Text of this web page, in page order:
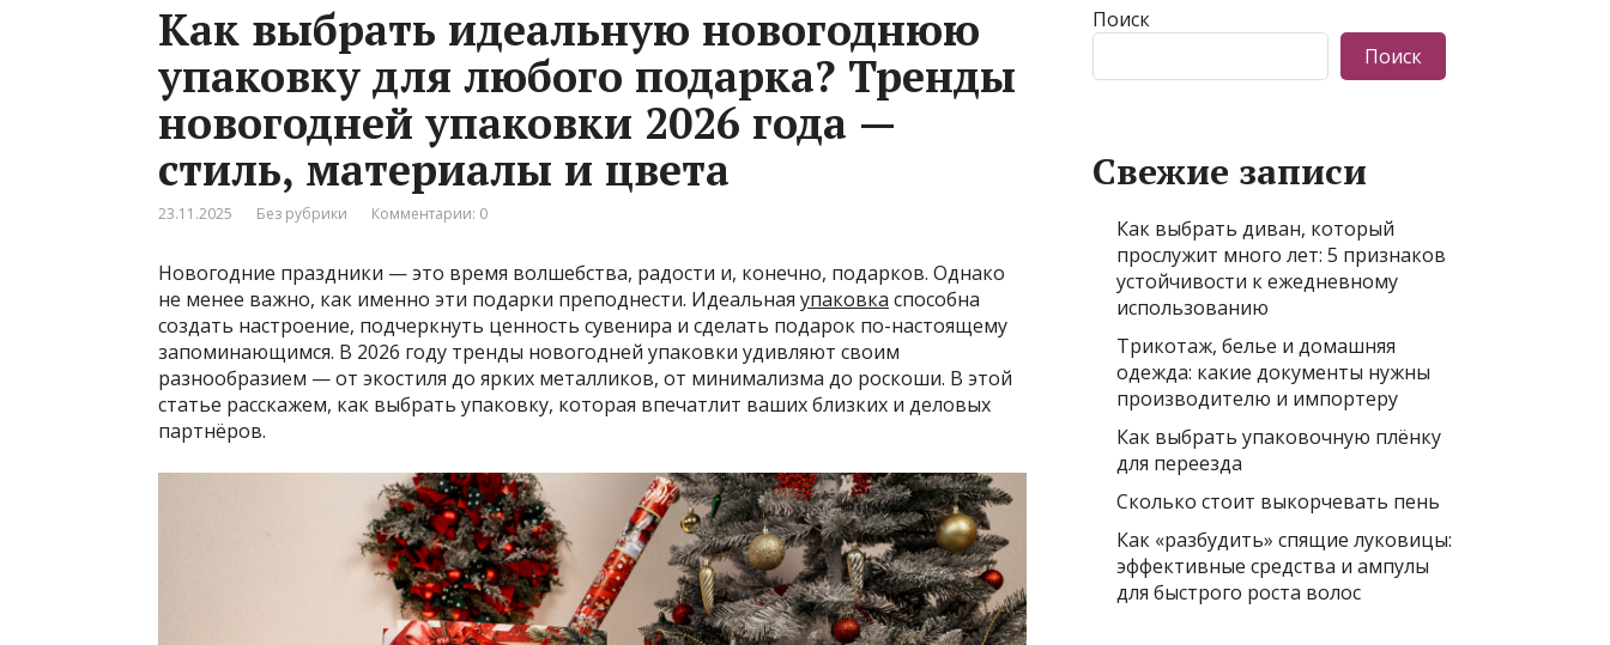
Как выбрать идеальную новогоднюю
упаковку для любого подарка? Тренды
новогодней упаковки 2026 года —
стиль, материалы и цвета
23.11.2025 Без рубрики Комментарии: 0
Новогодние праздники — это время волшебства, радости и, конечно, подарков. Однако
не менее важно, как именно эти подарки преподнести. Идеальная упаковка способна
создать настроение, подчеркнуть ценность сувенира и сделать подарок по-настоящему
запоминающимся. В 2026 году тренды новогодней упаковки удивляют своим
разнообразием — от экостиля до ярких металликов, от минимализма до роскоши. В этой
статье расскажем, как выбрать упаковку, которая впечатлит ваших близких и деловых
партнёров.
Поиск
Поиск
Свежие записи
Как выбрать диван, который
прослужит много лет: 5 признаков
устойчивости к ежедневному
использованию
Трикотаж, белье и домашняя
одежда: какие документы нужны
производителю и импортеру
Как выбрать упаковочную плёнку
для переезда
Сколько стоит выкорчевать пень
Как «разбудить» спящие луковицы:
эффективные средства и ампулы
для быстрого роста волос